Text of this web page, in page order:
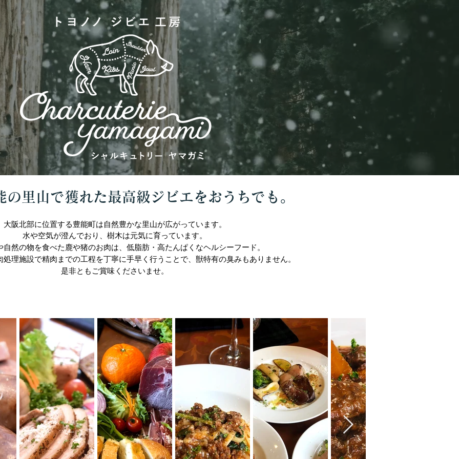
の里山で獲れた最高級ジビエをおうちでも。
大阪北部に位置する豊能町は自然豊かな里山が広がっています。
水や空気が澄んでおり、樹木は元気に育っています。
自然の物を食べた鹿や猪のお肉は、低脂肪・高たんぱくなヘルシーフード。
理施設で精肉までの工程を丁寧に手早く行うことで、獣特有の臭みもありません。
​是非ともご賞味くださいませ。